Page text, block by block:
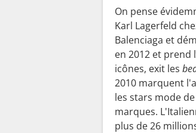
On pense
Karl Lagerfeld
Balenciaga et
en 2012 et prend
icônes, exit les
2010 marquent
les stars mode
marques.
plus de 26